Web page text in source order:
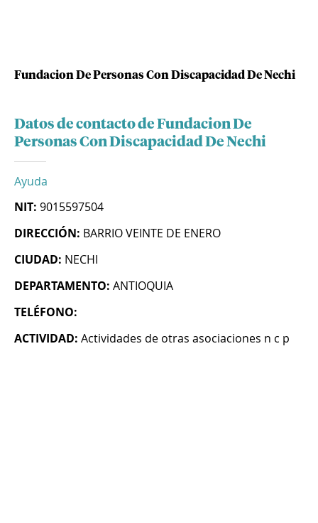
Fundacion De Personas Con Discapacidad De Nechi
Datos de contacto de Fundacion De
Personas Con Discapacidad De Nechi
Ayuda
NIT: 9015597504
DIRECCIÓN: BARRIO VEINTE DE ENERO
CIUDAD: NECHI
DEPARTAMENTO: ANTIOQUIA
TELÉFONO:
ACTIVIDAD: Actividades de otras asociaciones n c p